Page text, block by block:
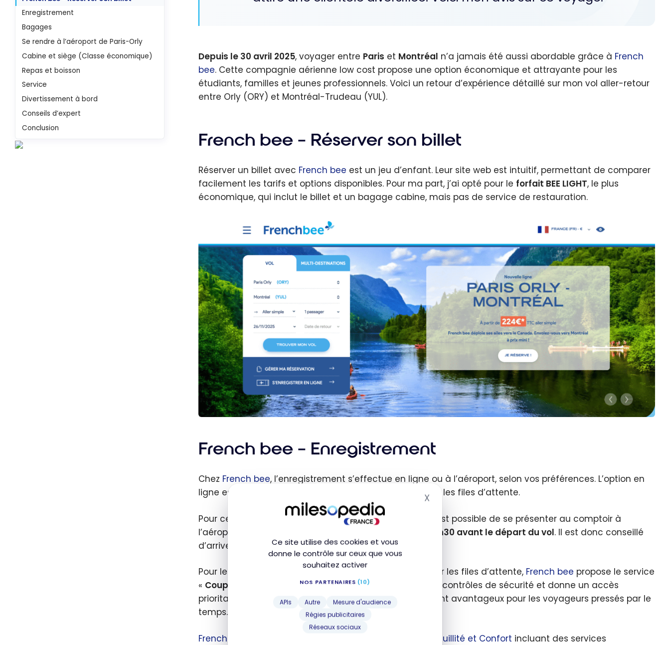
Ce site utilise des cookies et vous
donne le contrôle sur ceux que vous
souhaitez activer
NOS PARTENAIRES (10)
APIs Autre
Mesure d'audience
Régies publicitaires
Réseaux sociaux
XMasquer le bandeau des cookies
Depuis le 30 avril 2025, voyager entre Paris et Montréal n’a jamais été aussi abordable grâce à French
bee. Cette compagnie aérienne low cost propose une option économique et attrayante pour les
étudiants, familles et jeunes professionnels. Voici un retour d’expérience détaillé sur mon vol aller-retour
entre Orly (ORY) et Montréal-Trudeau (YUL).
French bee – Réserver son billet
Réserver un billet avec French bee est un jeu d’enfant. Leur site web est intuitif, permettant de comparer
facilement les tarifs et options disponibles. Pour ma part, j’ai opté pour le forfait BEE LIGHT, le plus
économique, qui inclut le billet et un bagage cabine, mais pas de service de restauration.
French bee – Enregistrement
Chez French bee, l’enregistrement s’effectue en ligne ou à l’aéroport, selon vos préférences. L’option en
ligne est toutefois fortement recommandée pour éviter les files d’attente.
Pour ceux qui préfèrent l’enregistrement traditionnel, il est possible de se présenter au comptoir à
l’aéroport. Il est important de noter que celui-ci ferme
1h30 avant le départ du vol. Il est donc conseillé
d’arriver en avance.
Pour les voyageurs pressés ou ceux qui souhaitent éviter les files d’attente, French bee propose le service
« Coupe-File
». Ce forfait payant facilite le passage des contrôles de sécurité et donne un accès
prioritaire à l’embarquement. Il peut être particulièrement avantageux pour les voyageurs pressés par le
temps.
French bee packs Rapido, Tranquillité et Confort incluant des services
Enregistrement
Bagages
Se rendre à l’aéroport de Paris-Orly
Cabine et siège (Classe économique)
Repas et boisson
Service
Divertissement à bord
Conseils d’expert
Conclusion